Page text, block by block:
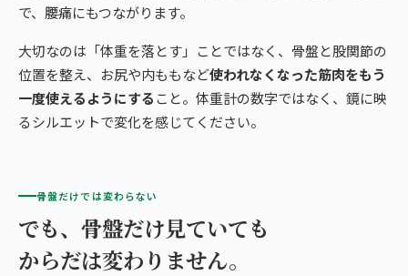
で、腰痛にもつながります。
大切なのは「体重を落とす」ことではなく、骨盤と股関節の
位置を整え、お尻や内ももなど使われなくなった筋肉をもう
一度使えるようにすること。体重計の数字ではなく、鏡に映
るシルエットで変化を感じてください。
骨盤だけでは変わらない
でも、骨盤だけ見ていても
からだは変わりません。